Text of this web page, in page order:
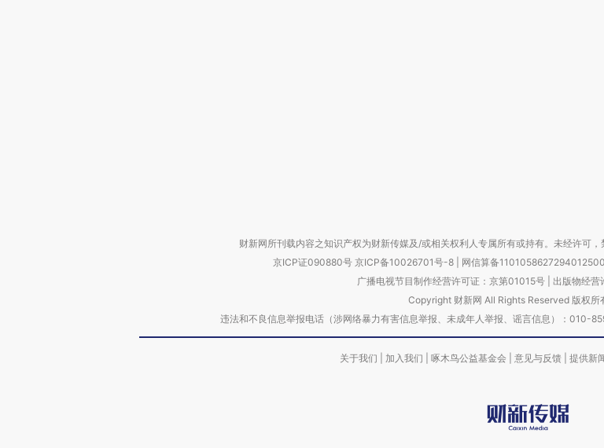
财新网所刊载内容之知识产权为财新传媒及/或相关权利人专属所有或持有。未经许可
京ICP证090880号 京ICP备10026701号-8 网信算备
广播电视节目制作经营许可证：京第01015号| 出版物经营
Copyright 财新网 All Rights Reserved 版权所
违法和不良信息举报电话（涉网络暴力有害信息举报、未成年人举报、谣言信息）：
关于我们 加入我们 啄木鸟公益基金会 意见与反馈 提供新